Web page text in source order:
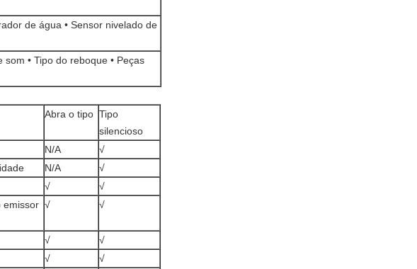
de água • Sensor nivelado de
som • Tipo do reboque • Peças
Abra o tipo Tipo
silencioso
N/A
√
N/A
√
√
√
emissor √ √
√
√
√
√